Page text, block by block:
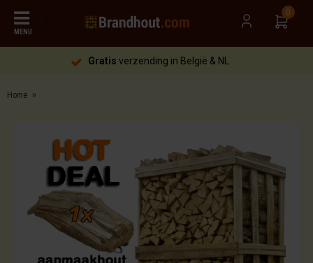
MENU
0
Gratis verzending in België & NL
Home